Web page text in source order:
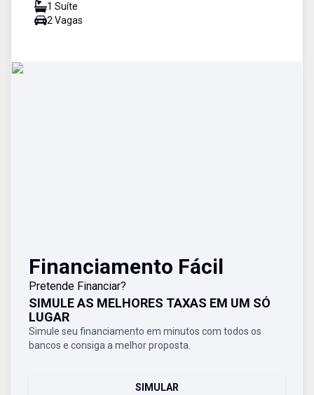
1 Suíte
2 Vagas
Financiamento Fácil
Pretende Financiar?
SIMULE AS MELHORES TAXAS EM UM SÓ
LUGAR
Simule seu financiamento em minutos com todos os
bancos e consiga a melhor proposta.
SIMULAR